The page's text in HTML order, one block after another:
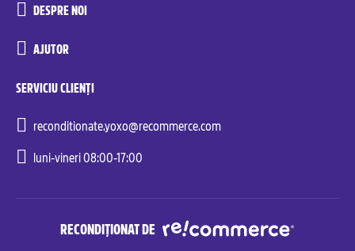
DESPRE NOI
AJUTOR
SERVICIU CLIENȚI
reconditionate.yoxo@recommerce.com
luni-vineri 08:00-17:00
RECONDIȚIONAT DE